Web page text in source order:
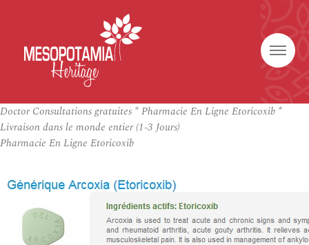
Doctor Consultations gratuites * Pharmacie En Ligne Etoricoxib *
Livraison dans le monde entier (1-3 Jours)
Pharmacie En Ligne Etoricoxib